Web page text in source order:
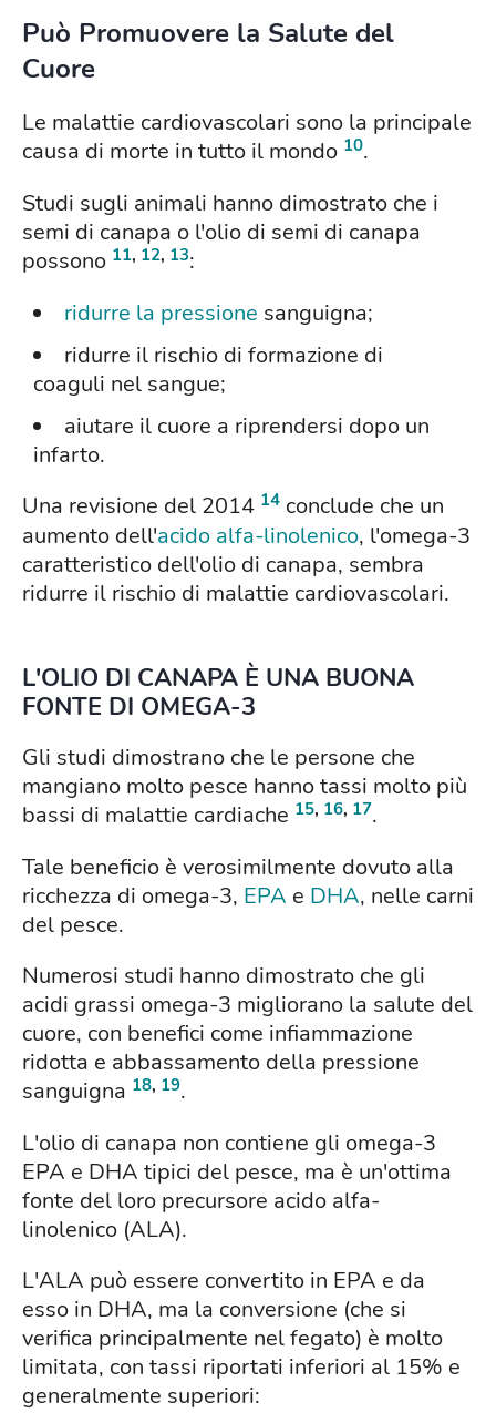
Può Promuovere la Salute del
Cuore
Le malattie cardiovascolari sono la principale
causa di morte in tutto il mondo 10.
Studi sugli animali hanno dimostrato che i
semi di canapa o l'olio di semi di canapa
possono 11, 12, 13:
ridurre la pressione sanguigna;
ridurre il rischio di formazione di
coaguli nel sangue;
aiutare il cuore a riprendersi dopo un
infarto.
Una revisione del 2014 14 conclude che un
aumento dell'acido alfa-linolenico, l'omega-3
caratteristico dell'olio di canapa, sembra
ridurre il rischio di malattie cardiovascolari.
L'OLIO DI CANAPA È UNA BUONA
FONTE DI OMEGA-3
Gli studi dimostrano che le persone che
mangiano molto pesce hanno tassi molto più
bassi di malattie cardiache 15, 16, 17.
Tale beneficio è verosimilmente dovuto alla
ricchezza di omega-3, EPA e DHA, nelle carni
del pesce.
Numerosi studi hanno dimostrato che gli
acidi grassi omega-3 migliorano la salute del
cuore, con benefici come infiammazione
ridotta e abbassamento della pressione
sanguigna 18, 19.
L'olio di canapa non contiene gli omega-3
EPA e DHA tipici del pesce, ma è un'ottima
fonte del loro precursore acido alfa-
linolenico (ALA).
L'ALA può essere convertito in EPA e da
esso in DHA, ma la conversione (che si
verifica principalmente nel fegato) è molto
limitata, con tassi riportati inferiori al 15% e
generalmente superiori: